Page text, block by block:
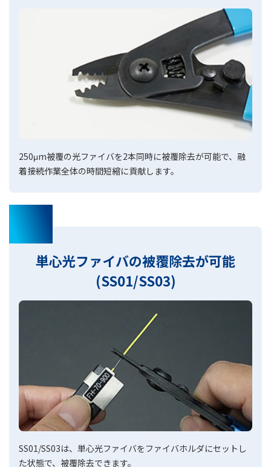
250μm被覆の光ファイバを2本同時に被覆除去が可能で、融
着接続作業全体の時間短縮に貢献します。
02
単心光ファイバの被覆除去が可能
(SS01/SS03)
SS01/SS03は、単心光ファイバをファイバホルダにセットし
た状態で、被覆除去できます。